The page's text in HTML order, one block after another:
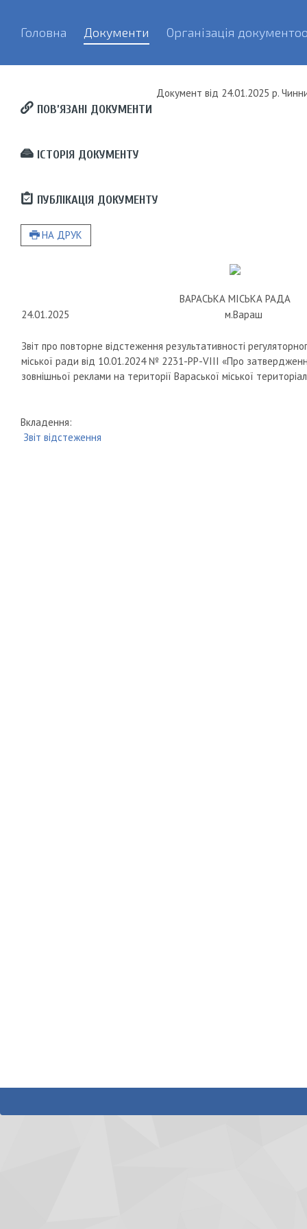
Головна Документи Організація
Документ від 24.01.2025 р.
ПОВ’ЯЗАНІ ДОКУМЕНТИ
ІСТОРІЯ ДОКУМЕНТУ
ПУБЛІКАЦІЯ ДОКУМЕНТУ
НА ДРУК
ВАРАСЬКА МІСЬКА РАДА
24.01.2025
м.Вараш
Звіт про повторне відстеження результативності
міської ради від 10.01.2024 № 2231-РР-VIII «Про
зовнішньої реклами на території Вараської міської
Вкладення:
Звіт відстеження